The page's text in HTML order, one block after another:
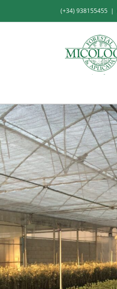
(+34) 938155455 |